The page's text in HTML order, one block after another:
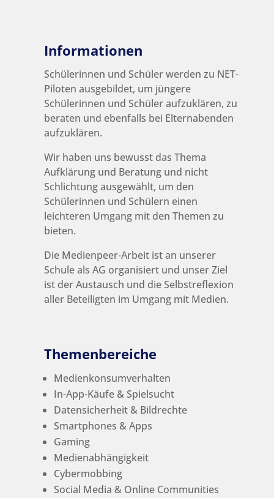
Informationen
Schülerinnen und Schüler werden zu NET-
Piloten ausgebildet, um jüngere
Schülerinnen und Schüler aufzuklären, zu
beraten und ebenfalls bei Elternabenden
aufzuklären.
Wir haben uns bewusst das Thema
Aufklärung und Beratung und nicht
Schlichtung ausgewählt, um den
Schülerinnen und Schülern einen
leichteren Umgang mit den Themen zu
bieten.
Die Medienpeer-Arbeit ist an unserer
Schule als AG organisiert und unser Ziel
ist der Austausch und die Selbstreflexion
aller Beteiligten im Umgang mit Medien.
Themenbereiche
Medienkonsumverhalten
In-App-Käufe & Spielsucht
Datensicherheit & Bildrechte
Smartphones & Apps
Gaming
Medienabhängigkeit
Cybermobbing
Social Media & Online Communities